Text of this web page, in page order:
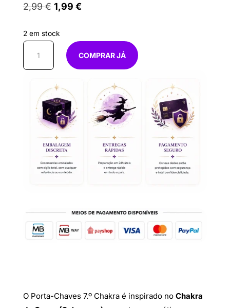
2,99€ O
preço
era:
2,99 €.
1,99 €O
1,99 €.
2 em stock
Quantidade
chaves
Chakra
COMPRAR JÁ
O Porta-Chaves 7.º Chakra é inspirado no Chakra